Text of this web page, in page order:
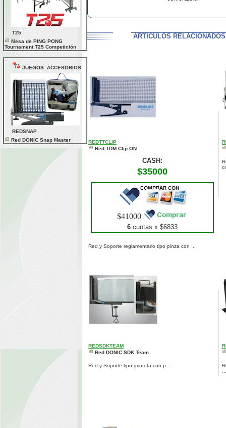
T25
Mesa de PING PONG
Tournament T25 Competición
JUEGOS_ACCESORIOS
REDSNAP
Red DONIC Snap Master
ARTICULOS
REDTTCLIP
Red TDM Clip ON
CASH:
$35000
$41000
6 cuotas x $6833
Red y Soporte reglamentario tipo pinza con ...
REDSDKTEAM
Red DONIC SDK Team
Red y Soporte tipo grinfeta con p ...